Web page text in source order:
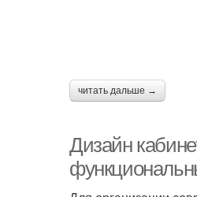
читать дальше →
Дизайн